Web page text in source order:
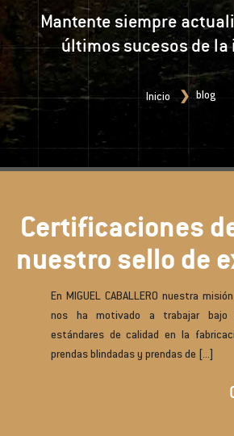
Mantente siempre
últimos sucesos de
Inicio blog
Certificaciones
nuestro sello de
En MIGUEL CABALLERO nuestra
nos ha motivado a trabajar
estándares de calidad en la
prendas blindadas y prendas de [...]